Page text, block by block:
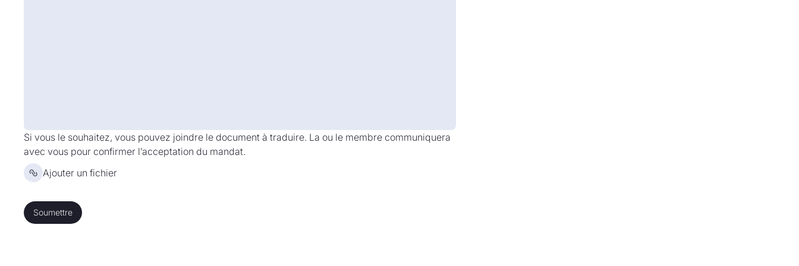
Si vous le souhaitez, vous pouvez joindre le document à traduire. La ou le membre communiquera
avec vous pour confirmer l’acceptation du mandat.
Ajouter un fichier
Soumettre
Soumettre